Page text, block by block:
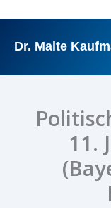
springen
Dr. Malte
11.